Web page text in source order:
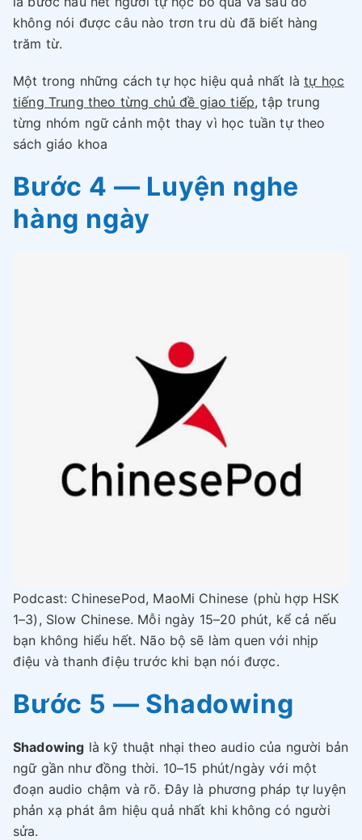
không nói được câu nào trơn tru dù đã biết hàng
trăm từ.
Một trong những cách tự học hiệu quả nhất làtự học
tiếng Trung theo từng chủ đề giao tiếp, tập trung
từng nhóm ngữ cảnh một thay vì học tuần tự theo
sách giáo khoa
Bước 4 — Luyện nghe
hàng ngày
Podcast: ChinesePod, MaoMi Chinese (phù hợp HSK
1–3), Slow Chinese. Mỗi ngày 15–20 phút, kể cả nếu
bạn không hiểu hết. Não bộ sẽ làm quen với nhịp
điệu và thanh điệu trước khi bạn nói được.
Bước 5 — Shadowing
Shadowing là kỹ thuật nhại theo audio của người bản
ngữ gần như đồng thời. 10–15 phút/ngày với một
đoạn audio chậm và rõ. Đây là phương pháp tự luyện
phản xạ phát âm hiệu quả nhất khi không có người
sửa.